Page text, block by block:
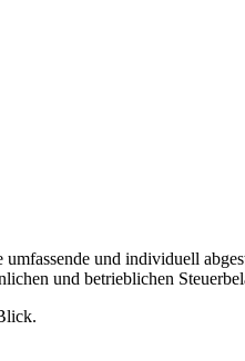
und individuell
und betrieblichen